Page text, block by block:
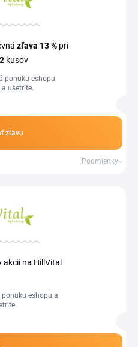
zľava 13 % pri
2 kusov
ponuku eshopu
ušetrite.
zľavu
Podmienky
akcii na HillVital
eshopu a